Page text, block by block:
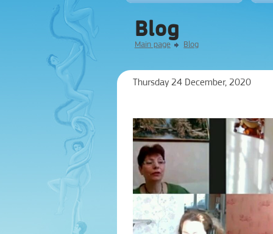
Blog
Main page Blog
Thursday 24 December, 2020